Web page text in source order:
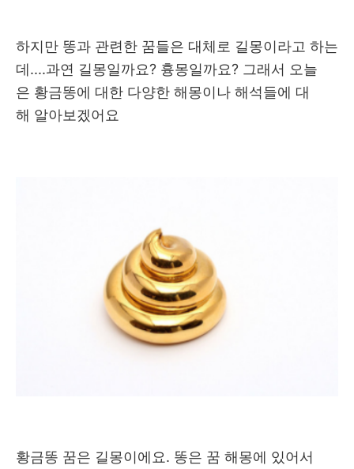
하지만 똥과 관련한 꿈들은 대체로 길몽이라고 하는
데....과연 길몽일까요? 흉몽일까요? 그래서 오늘
은 황금똥에 대한 다양한 해몽이나 해석들에 대
해 알아보겠어요
황금똥 꿈은 길몽이에요. 똥은 꿈 해몽에 있어서